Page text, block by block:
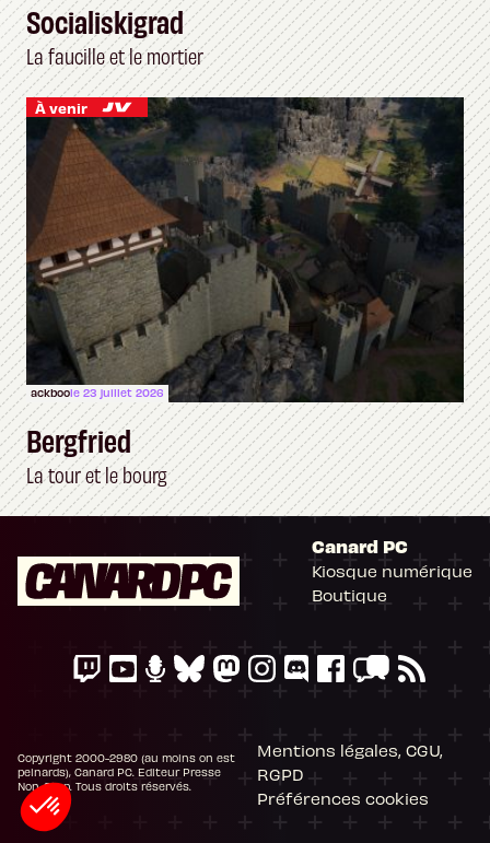
Socialiskigrad
La faucille et le mortier
À venir
ackboole 23 juillet 2026
Bergfried
La tour et le bourg
Canard PC
Kiosque numérique
Boutique
Copyright 2000-2980 (au moins on est
peinards), Canard PC. Editeur Presse
Non-Stop. Tous droits réservés.
Mentions légales, CGU,
RGPD
Préférences cookies